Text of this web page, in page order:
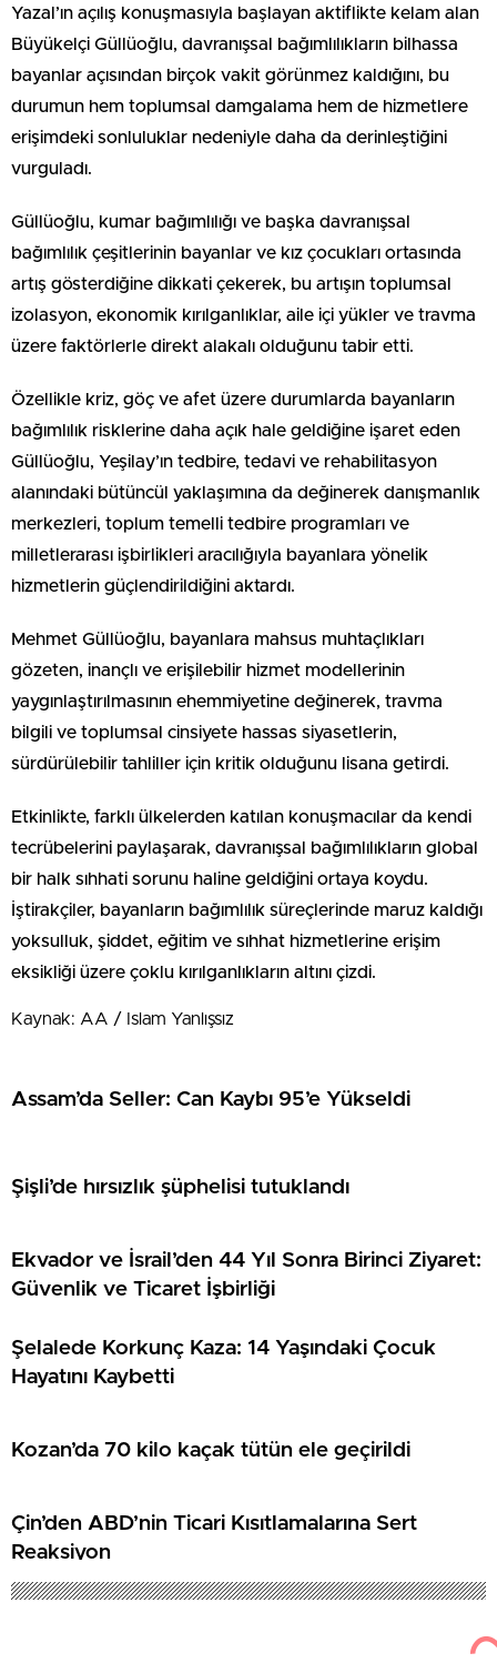
Yazal’ın açılış konuşmasıyla başlayan aktiflikte kelam alan
Büyükelçi Güllüoğlu, davranışsal bağımlılıkların bilhassa
bayanlar açısından birçok vakit görünmez kaldığını, bu
durumun hem toplumsal damgalama hem de hizmetlere
erişimdeki sonluluklar nedeniyle daha da derinleştiğini
vurguladı.
Güllüoğlu, kumar bağımlılığı ve başka davranışsal
bağımlılık çeşitlerinin bayanlar ve kız çocukları ortasında
artış gösterdiğine dikkati çekerek, bu artışın toplumsal
izolasyon, ekonomik kırılganlıklar, aile içi yükler ve travma
üzere faktörlerle direkt alakalı olduğunu tabir etti.
Özellikle kriz, göç ve afet üzere durumlarda bayanların
bağımlılık risklerine daha açık hale geldiğine işaret eden
Güllüoğlu, Yeşilay’ın tedbire, tedavi ve rehabilitasyon
alanındaki bütüncül yaklaşımına da değinerek danışmanlık
merkezleri, toplum temelli tedbire programları ve
milletlerarası işbirlikleri aracılığıyla bayanlara yönelik
hizmetlerin güçlendirildiğini aktardı.
Mehmet Güllüoğlu, bayanlara mahsus muhtaçlıkları
gözeten, inançlı ve erişilebilir hizmet modellerinin
yaygınlaştırılmasının ehemmiyetine değinerek, travma
bilgili ve toplumsal cinsiyete hassas siyasetlerin,
sürdürülebilir tahliller için kritik olduğunu lisana getirdi.
Etkinlikte, farklı ülkelerden katılan konuşmacılar da kendi
tecrübelerini paylaşarak, davranışsal bağımlılıkların global
bir halk sıhhati sorunu haline geldiğini ortaya koydu.
İştirakçiler, bayanların bağımlılık süreçlerinde maruz kaldığı
yoksulluk, şiddet, eğitim ve sıhhat hizmetlerine erişim
eksikliği üzere çoklu kırılganlıkların altını çizdi.
Kaynak: AA / Islam Yanlışsız
Assam’da Seller: Can Kaybı 95’e Yükseldi
Şişli’de hırsızlık şüphelisi tutuklandı
Ekvador ve İsrail’den 44 Yıl Sonra Birinci Ziyaret:
Güvenlik ve Ticaret İşbirliği
Şelalede Korkunç Kaza: 14 Yaşındaki Çocuk
Hayatını Kaybetti
Kozan’da 70 kilo kaçak tütün ele geçirildi
Çin’den ABD’nin Ticari Kısıtlamalarına Sert
Reaksiyon